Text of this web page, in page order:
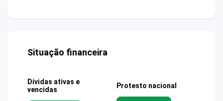
Situação financeira
Dívidas ativas e
vencidas
Protesto nacional